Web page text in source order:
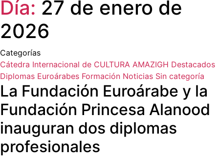
Día: 27 de enero de
2026
Categorías
Cátedra Internacional de CULTURA AMAZIGH Destacados
Diplomas Euroárabes Formación Noticias Sin categoría
La Fundación Euroárabe y la
Fundación Princesa Alanood
inauguran dos diplomas
profesionales